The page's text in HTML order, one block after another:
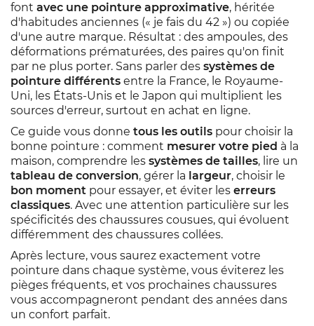
font avec une pointure approximative, héritée
d'habitudes anciennes (« je fais du 42 ») ou copiée
d'une autre marque. Résultat : des ampoules, des
déformations prématurées, des paires qu'on finit
par ne plus porter. Sans parler des systèmes de
pointure différents entre la France, le Royaume-
Uni, les États-Unis et le Japon qui multiplient les
sources d'erreur, surtout en achat en ligne.
Ce guide vous donne tous les outils pour choisir la
bonne pointure : comment mesurer votre pied à la
maison, comprendre les systèmes de tailles, lire un
tableau de conversion, gérer la largeur, choisir le
bon moment pour essayer, et éviter les erreurs
classiques. Avec une attention particulière sur les
spécificités des chaussures cousues, qui évoluent
différemment des chaussures collées.
Après lecture, vous saurez exactement votre
pointure dans chaque système, vous éviterez les
pièges fréquents, et vos prochaines chaussures
vous accompagneront pendant des années dans
un confort parfait.